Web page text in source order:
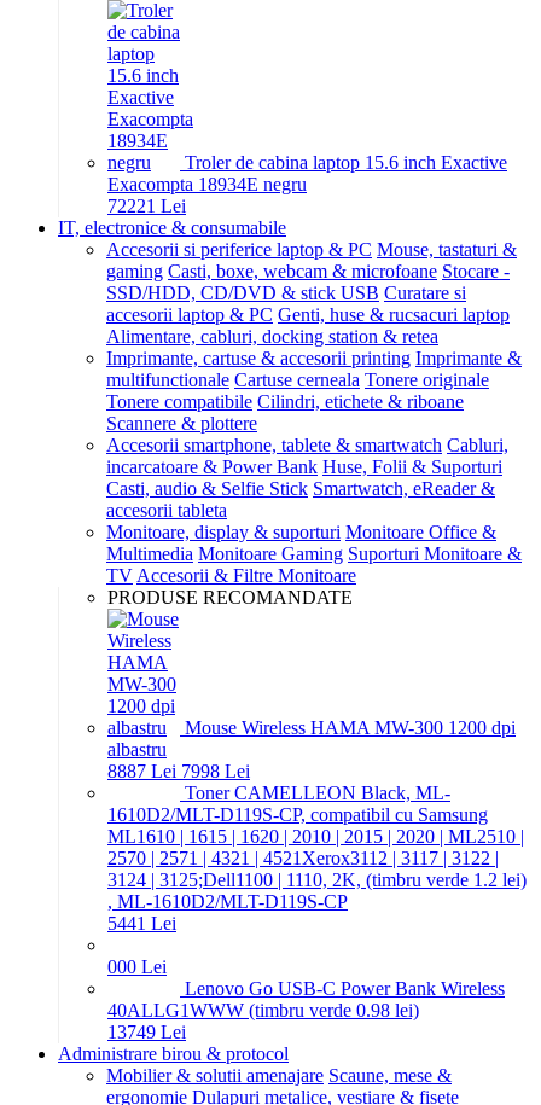
Troler de cabina laptop 15.6 inch Exactive
Exacompta 18934E negru
72221 Lei
IT, electronice & consumabile
Accesorii si periferice laptop & PC Mouse, tastaturi &
gaming Casti, boxe, webcam & microfoane Stocare -
SSD/HDD, CD/DVD & stick USB Curatare si
accesorii laptop & PC Genti, huse & rucsacuri laptop
Alimentare, cabluri, docking station & retea
Imprimante, cartuse & accesorii printing Imprimante &
multifunctionale Cartuse cerneala Tonere originale
Tonere compatibile Cilindri, etichete & riboane
Scannere & plottere
Accesorii smartphone, tablete & smartwatch Cabluri,
incarcatoare & Power Bank Huse, Folii & Suporturi
Casti, audio & Selfie Stick Smartwatch, eReader &
accesorii tableta
Monitoare, display & suporturi Monitoare Office &
Multimedia Monitoare Gaming Suporturi Monitoare &
TV Accesorii & Filtre Monitoare
PRODUSE RECOMANDATE
Mouse Wireless HAMA MW-300 1200 dpi
albastru
8887 Lei 7998 Lei
Toner CAMELLEON Black, ML-
1610D2/MLT-D119S-CP, compatibil cu Samsung
ML1610 | 1615 | 1620 | 2010 | 2015 | 2020 | ML2510 |
2570 | 2571 | 4321 | 4521Xerox3112 | 3117 | 3122 |
3124 | 3125;Dell1100 | 1110, 2K, (timbru verde 1.2 lei)
, ML-1610D2/MLT-D119S-CP
5441 Lei
000 Lei
Lenovo Go USB-C Power Bank Wireless
40ALLG1WWW (timbru verde 0.98 lei)
13749 Lei
Administrare birou & protocol
Mobilier & solutii amenajare Scaune, mese &
ergonomie Dulapuri metalice, vestiare & fisete